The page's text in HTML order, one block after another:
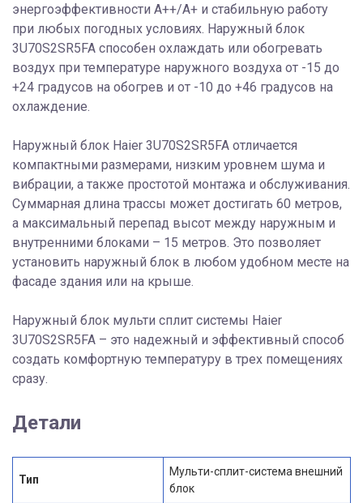
энергоэффективности А++/А+ и стабильную работу
при любых погодных условиях. Наружный блок
3U70S2SR5FA способен охлаждать или обогревать
воздух при температуре наружного воздуха от -15 до
+24 градусов на обогрев и от -10 до +46 градусов на
охлаждение.
Наружный блок Haier 3U70S2SR5FA отличается
компактными размерами, низким уровнем шума и
вибрации, а также простотой монтажа и обслуживания.
Суммарная длина трассы может достигать 60 метров,
а максимальный перепад высот между наружным и
внутренними блоками – 15 метров. Это позволяет
установить наружный блок в любом удобном месте на
фасаде здания или на крыше.
Наружный блок мульти сплит системы Haier
3U70S2SR5FA – это надежный и эффективный способ
создать комфортную температуру в трех помещениях
сразу.
Детали
Тип
Мульти-сплит-система внешний
блок